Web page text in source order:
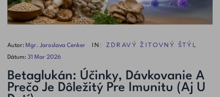
Autor: Mgr. Jaroslava Cenker IN: ZDRAVÝ ŽITOVNÝ ŠTÝL
Dátum: 31 Mar 2026
Betaglukán: Účinky, Dávkovanie A
Prečo Je Dôležitý Pre Imunitu (aj U